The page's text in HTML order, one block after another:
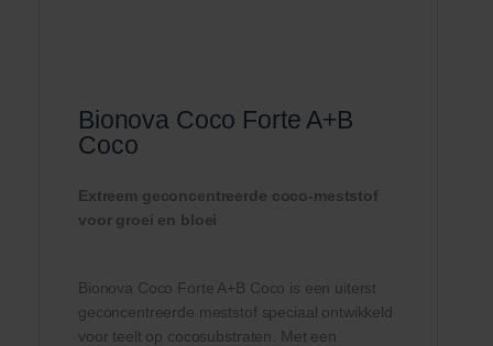
Bionova Coco Forte A+B
Coco
Extreem geconcentreerde coco-meststof
voor groei en bloei
Bionova Coco Forte A+B Coco is een uiterst
geconcentreerde meststof speciaal ontwikkeld
voor teelt op cocosubstraten. Met een